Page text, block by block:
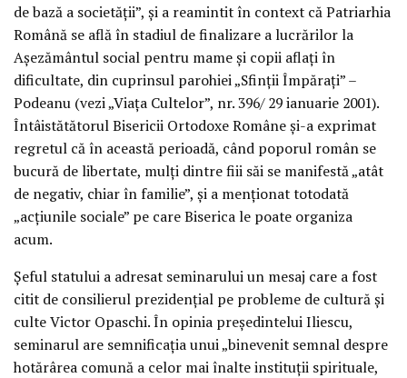
de bază a societăţii”, şi a reamintit în context că Patriarhia
Română se află în stadiul de finalizare a lucrărilor la
Aşezământul social pentru mame şi copii aflaţi în
dificultate, din cuprinsul parohiei „Sfinţii Împăraţi” –
Podeanu (vezi „Viaţa Cultelor”, nr. 396/ 29 ianuarie 2001).
Întâistătătorul Bisericii Ortodoxe Române şi-a exprimat
regretul că în această perioadă, când poporul român se
bucură de libertate, mulţi dintre fiii săi se manifestă „atât
de negativ, chiar în familie”, şi a menţionat totodată
„acţiunile sociale” pe care Biserica le poate organiza
acum.
Şeful statului a adresat seminarului un mesaj care a fost
citit de consilierul prezidenţial pe probleme de cultură şi
culte Victor Opaschi. În opinia preşedintelui Iliescu,
seminarul are semnificaţia unui „binevenit semnal despre
hotărârea comună a celor mai înalte instituţii spirituale,